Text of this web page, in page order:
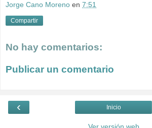
Jorge Cano Moreno en 7:51
Compartir
No hay comentarios:
Publicar un comentario
‹ Inicio